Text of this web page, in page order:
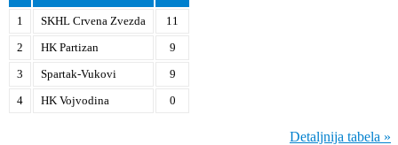
1 SKHL Crvena Zvezda
11
2
HK Partizan
9
3
Spartak-Vukovi
9
4
HK Vojvodina 0
Detaljnija tabela »